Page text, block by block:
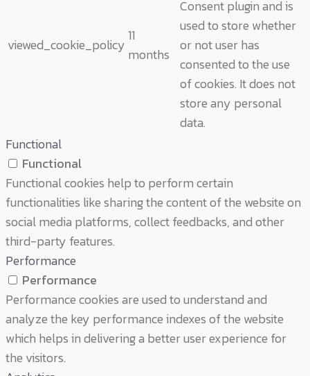
viewed_cookie_policy
11
months
Consent plugin and is
used to store whether
or not user has
consented to the use
of cookies. It does not
store any personal
data.
Functional
Functional
Functional cookies help to perform certain
functionalities like sharing the content of the website on
social media platforms, collect feedbacks, and other
third-party features.
Performance
Performance
Performance cookies are used to understand and
analyze the key performance indexes of the website
which helps in delivering a better user experience for
the visitors.